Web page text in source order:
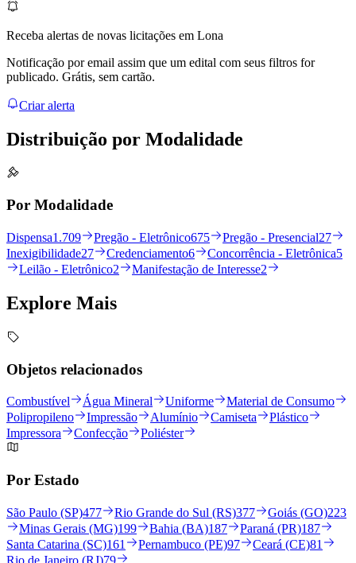
Receba alertas de novas licitações em Lona
Notificação por email assim que um edital com seus filtros for
publicado. Grátis, sem cartão.
Criar alerta
Distribuição por Modalidade
Por Modalidade
Dispensa1.709 Pregão - Eletrônico675 Pregão - Presencial27
Inexigibilidade27 Credenciamento6 Concorrência - Eletrônica5
Leilão - Eletrônico2 Manifestação de Interesse2
Explore Mais
Objetos relacionados
Combustível Água Mineral Uniforme
Material de Consumo
Polipropileno
Impressão Alumínio Camiseta
Plástico
Impressora
Confecção Poliéster
Por Estado
São Paulo (SP)477 Rio Grande do Sul (RS)377 Goiás (GO)223
Minas Gerais (MG)199 Bahia (BA)187 Paraná (PR)187
Santa Catarina (SC)161 Pernambuco (PE)97 Ceará (CE)81
Rio de Janeiro (RJ)79